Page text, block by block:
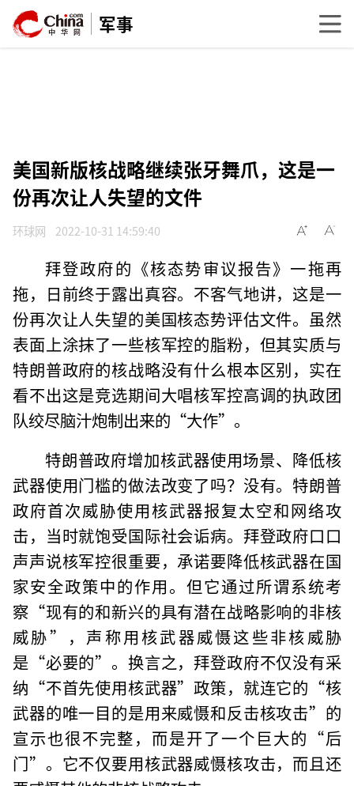
军事
美国新版核战略继续张牙舞爪，这是一
份再次让人失望的文件
环球网 2022-10-31 14:59:40
拜登政府的《核态势审议报告》一拖再
拖，日前终于露出真容。不客气地讲，这是一
份再次让人失望的美国核态势评估文件。虽然
表面上涂抹了一些核军控的脂粉，但其实质与
特朗普政府的核战略没有什么根本区别，实在
看不出这是竞选期间大唱核军控高调的执政团
队绞尽脑汁炮制出来的“大作”。
特朗普政府增加核武器使用场景、降低核
武器使用门槛的做法改变了吗？没有。特朗普
政府首次威胁使用核武器报复太空和网络攻
击，当时就饱受国际社会诟病。拜登政府口口
声声说核军控很重要，承诺要降低核武器在国
家安全政策中的作用。但它通过所谓系统考
察“现有的和新兴的具有潜在战略影响的非核
威胁”，声称用核武器威慑这些非核威胁
是“必要的”。换言之，拜登政府不仅没有采
纳“不首先使用核武器”政策，就连它的“核
武器的唯一目的是用来威慑和反击核攻击”的
宣示也很不完整，而是开了一个巨大的“后
门”。它不仅要用核武器威慑核攻击，而且还